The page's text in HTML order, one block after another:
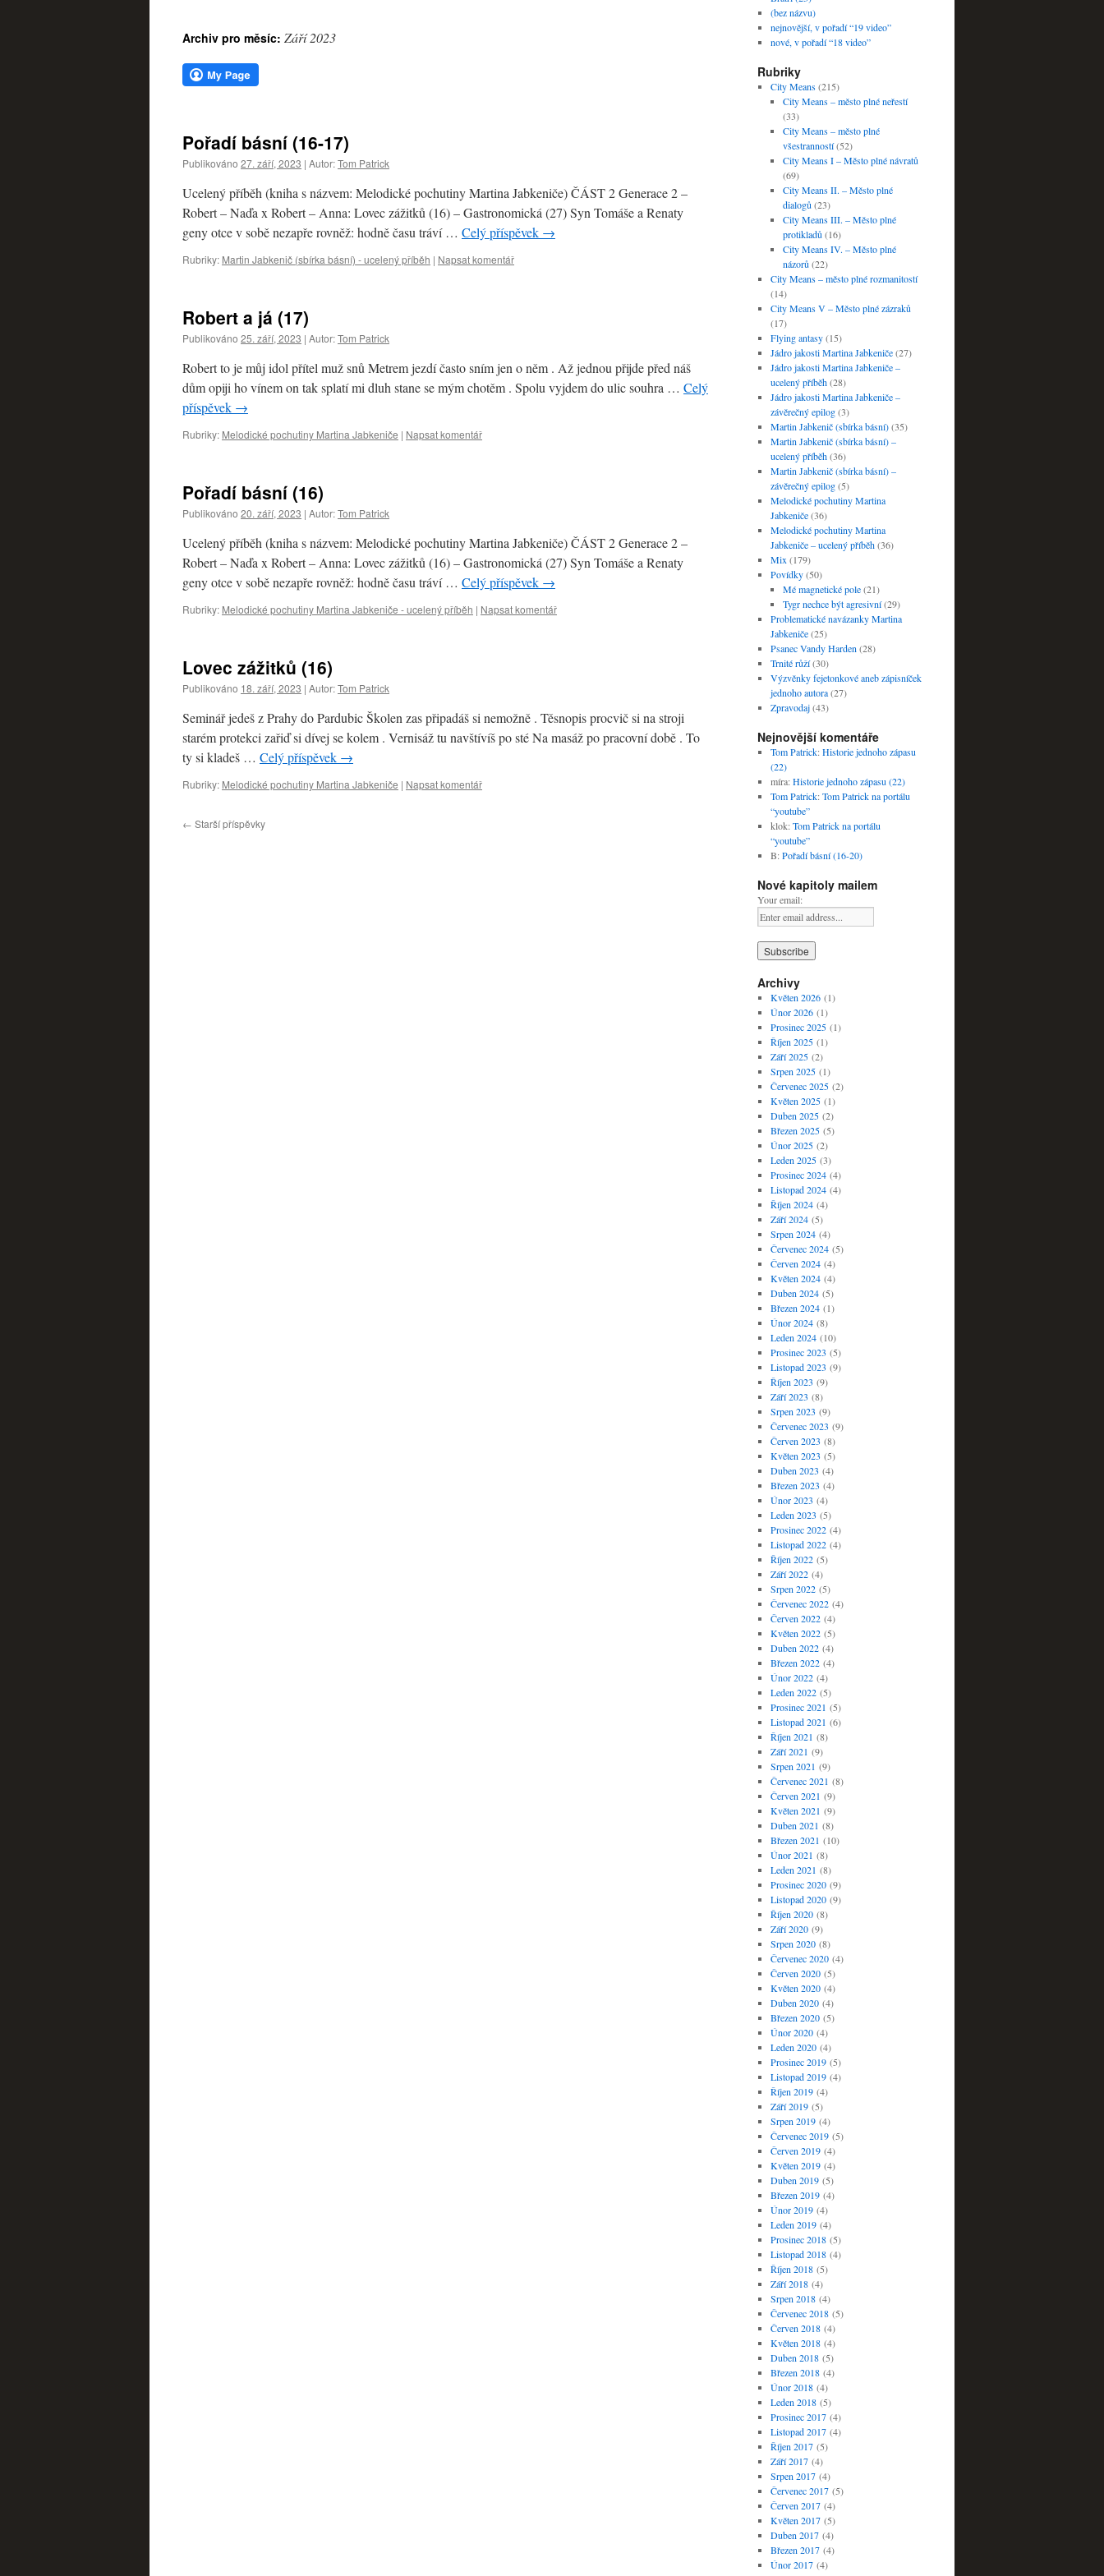
Archiv pro měsíc: Září 2023
Pořadí básní (16-17)
Publikováno 27. září, 2023 | Autor:Tom Patrick
Ucelený příběh (kniha s názvem: Melodické pochutiny Martina Jabkeniče) ČÁST 2 Generace 2 –
Robert – Naďa x Robert – Anna: Lovec zážitků (16) – Gastronomická (27) Syn Tomáše a Renaty
geny otce v sobě nezapře rovněž: hodně času tráví … Celý příspěvek →
Rubriky: Martin Jabkenič (sbírka básní) - ucelený příběh | Napsat komentář
Robert a já (17)
Publikováno 25. září, 2023 | Autor:Tom Patrick
Robert to je můj idol přítel muž snů Metrem jezdí často sním jen o něm . Až jednou přijde před náš
dům opiji ho vínem on tak splatí mi dluh stane se mým chotěm . Spolu vyjdem do ulic souhra … Celý
příspěvek →
Rubriky: Melodické pochutiny Martina Jabkeniče | Napsat komentář
Pořadí básní (16)
Publikováno 20. září, 2023 | Autor:Tom Patrick
Ucelený příběh (kniha s názvem: Melodické pochutiny Martina Jabkeniče) ČÁST 2 Generace 2 –
Robert – Naďa x Robert – Anna: Lovec zážitků (16) – Gastronomická (27) Syn Tomáše a Renaty
geny otce v sobě nezapře rovněž: hodně času tráví … Celý příspěvek →
Rubriky: Melodické pochutiny Martina Jabkeniče - ucelený příběh | Napsat komentář
Lovec zážitků (16)
Publikováno 18. září, 2023 | Autor:Tom Patrick
Seminář jedeš z Prahy do Pardubic Školen zas připadáš si nemožně . Těsnopis procvič si na stroji
starém protekci zařiď si dívej se kolem . Vernisáž tu navštívíš po sté Na masáž po pracovní době . To
ty si kladeš … Celý příspěvek →
Rubriky: Melodické pochutiny Martina Jabkeniče | Napsat komentář
← Starší příspěvky
(bez názvu)
nejnovější, v pořadí “19 video”
nové, v pořadí “18 video”
Rubriky
City Means(215)
City Means – město plné neřestí
(33)
City Means – město plné
všestranností(52)
City Means I – Město plné návratů
(69)
City Means II. – Město plné
dialogů (23)
City Means III. – Město plné
protikladů (16)
City Means IV. – Město plné
názorů (22)
City Means – město plné rozmanitostí
(14)
City Means V – Město plné zázraků
(17)
Flying antasy(15)
Jádro jakosti Martina Jabkeniče(27)
Jádro jakosti Martina Jabkeniče –
ucelený příběh(28)
Jádro jakosti Martina Jabkeniče –
závěrečný epilog(3)
Martin Jabkenič (sbírka básní)(35)
Martin Jabkenič (sbírka básní) –
ucelený příběh(36)
Martin Jabkenič (sbírka básní) –
závěrečný epilog(5)
Melodické pochutiny Martina
Jabkeniče(36)
Melodické pochutiny Martina
Jabkeniče – ucelený příběh(36)
Mix (179)
Povídky(50)
Mé magnetické pole(21)
Tygr nechce být agresivní(29)
Problematické navázanky Martina
Jabkeniče(25)
Psanec Vandy Harden (28)
Trnité růží(30)
Výzvěnky fejetonkové aneb zápisníček
jednoho autora(27)
Zpravodaj(43)
Nejnovější komentáře
Tom Patrick:Historie jednoho zápasu
(22)
míra:Historie jednoho zápasu (22)
Tom Patrick:Tom Patrick na portálu
“youtube”
klok:Tom Patrick na portálu
“youtube”
B:Pořadí básní (16-20)
Nové kapitoly mailem
Your email:
Archivy
Květen 2026(1)
Únor 2026(1)
Prosinec 2025(1)
Říjen 2025(1)
Září 2025(2)
Srpen 2025(1)
Červenec 2025(2)
Květen 2025(1)
Duben 2025(2)
Březen 2025(5)
Únor 2025(2)
Leden 2025(3)
Prosinec 2024(4)
Listopad 2024(4)
Říjen 2024(4)
Září 2024(5)
Srpen 2024(4)
Červenec 2024(5)
Červen 2024(4)
Květen 2024(4)
Duben 2024(5)
Březen 2024(1)
Únor 2024(8)
Leden 2024(10)
Prosinec 2023 (5)
Listopad 2023 (9)
Říjen 2023 (9)
Září 2023 (8)
Srpen 2023 (9)
Červenec 2023 (9)
Červen 2023 (8)
Květen 2023 (5)
Duben 2023 (4)
Březen 2023 (4)
Únor 2023 (4)
Leden 2023 (5)
Prosinec 2022(4)
Listopad 2022(4)
Říjen 2022(5)
Září 2022(4)
Srpen 2022(5)
Červenec 2022(4)
Červen 2022(4)
Květen 2022(5)
Duben 2022(4)
Březen 2022(4)
Únor 2022(4)
Leden 2022(5)
Prosinec 2021 (5)
Listopad 2021 (6)
Říjen 2021 (8)
Září 2021 (9)
Srpen 2021 (9)
Červenec 2021 (8)
Červen 2021 (9)
Květen 2021 (9)
Duben 2021 (8)
Březen 2021 (10)
Únor 2021 (8)
Leden 2021 (8)
Prosinec 2020(9)
Listopad 2020(9)
Říjen 2020(8)
Září 2020(9)
Srpen 2020(8)
Červenec 2020(4)
Červen 2020(5)
Květen 2020(4)
Duben 2020(4)
Březen 2020(5)
Únor 2020(4)
Leden 2020(4)
Prosinec 2019(5)
Listopad 2019(4)
Říjen 2019(4)
Září 2019(5)
Srpen 2019(4)
Červenec 2019(5)
Červen 2019(4)
Květen 2019(4)
Duben 2019(5)
Březen 2019(4)
Únor 2019(4)
Leden 2019(4)
Prosinec 2018(5)
Listopad 2018(4)
Říjen 2018(5)
Září 2018(4)
Srpen 2018(4)
Červenec 2018(5)
Červen 2018(4)
Květen 2018(4)
Duben 2018(5)
Březen 2018(4)
Únor 2018(4)
Leden 2018(5)
Prosinec 2017(4)
Listopad 2017(4)
Říjen 2017(5)
Září 2017(4)
Srpen 2017(4)
Červenec 2017(5)
Červen 2017(4)
Květen 2017(5)
Duben 2017(4)
Březen 2017(4)
Únor 2017(4)